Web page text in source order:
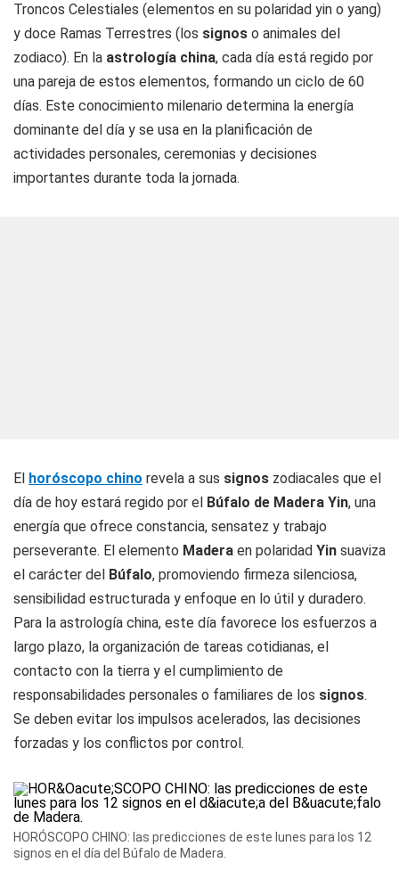
Troncos Celestiales (elementos en su polaridad yin o yang)
y doce Ramas Terrestres (los signos o animales del
zodiaco). En la astrología china, cada día está regido por
una pareja de estos elementos, formando un ciclo de 60
días. Este conocimiento milenario determina la energía
dominante del día y se usa en la planificación de
actividades personales, ceremonias y decisiones
importantes durante toda la jornada.
El horóscopo chino revela a sus signos zodiacales que el
día de hoy estará regido por el Búfalo de Madera Yin, una
energía que ofrece constancia, sensatez y trabajo
perseverante. El elemento Madera en polaridad Yin suaviza
el carácter del Búfalo, promoviendo firmeza silenciosa,
sensibilidad estructurada y enfoque en lo útil y duradero.
Para la astrología china, este día favorece los esfuerzos a
largo plazo, la organización de tareas cotidianas, el
contacto con la tierra y el cumplimiento de
responsabilidades personales o familiares de los signos.
Se deben evitar los impulsos acelerados, las decisiones
forzadas y los conflictos por control.
HORÓSCOPO CHINO: las predicciones de este lunes para los 12
signos en el día del Búfalo de Madera.